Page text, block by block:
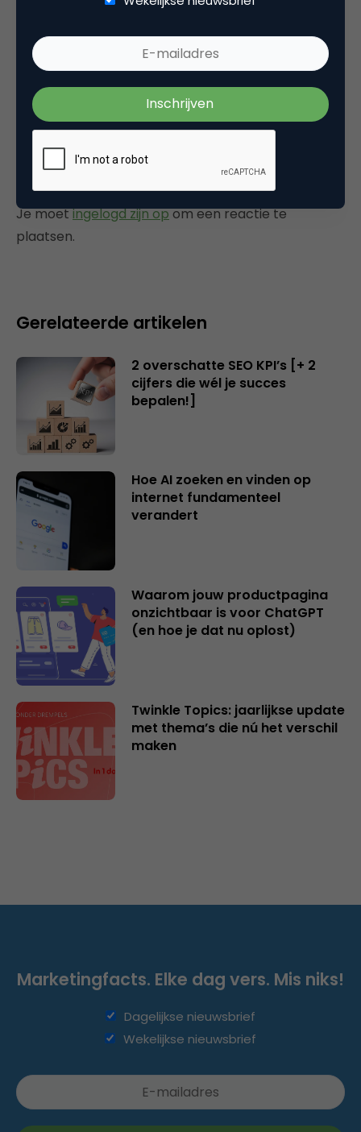
Tags
zoekmachine marketing
Plaats reactie
Je moetingelogd zijn opom een reactie te
plaatsen.
Gerelateerde artikelen
2 overschatte SEO KPI’s [+ 2
cijfers die wél je succes
bepalen!]
Hoe AI zoeken en vinden op
internet fundamenteel
verandert
Waarom jouw productpagina
onzichtbaar is voor ChatGPT
(en hoe je dat nu oplost)
Twinkle Topics: jaarlijkse update
met thema’s die nú het verschil
maken
Marketingfacts. Elke dag vers. Mis niks!
Dagelijkse nieuwsbrief
Wekelijkse nieuwsbrief